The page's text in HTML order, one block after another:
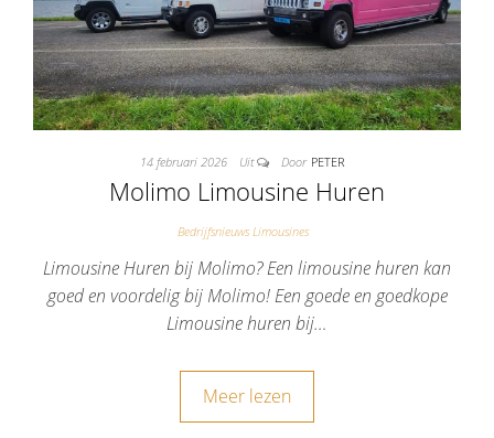
14 februari 2026 Uit Door PETER
Molimo Limousine Huren
Bedrijfsnieuws Limousines
Limousine Huren bij Molimo? Een limousine huren kan
goed en voordelig bij Molimo! Een goede en goedkope
Limousine huren bij…
Meer lezen